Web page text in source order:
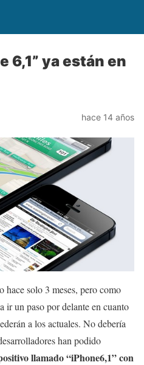
6,1” ya están en
hace 14 años
hace solo 3 meses, pero como
ir un paso por delante en cuanto
a los actuales. No debería
han podido
llamado “iPhone6,1” con